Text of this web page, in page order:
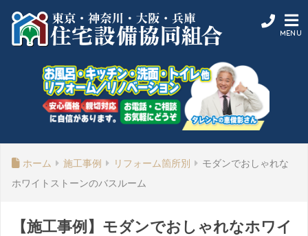
ホーム 施工事例 リフォーム箇所別
モダンでおしゃれな
ホワイトストーンのバスルーム
【施工事例】モダンでおしゃれなホワイ